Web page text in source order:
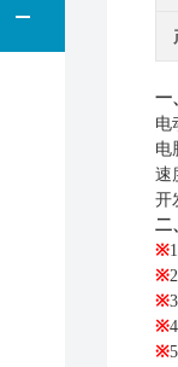
一
电
电
速
开
二
※
※2
※3
※4
※5